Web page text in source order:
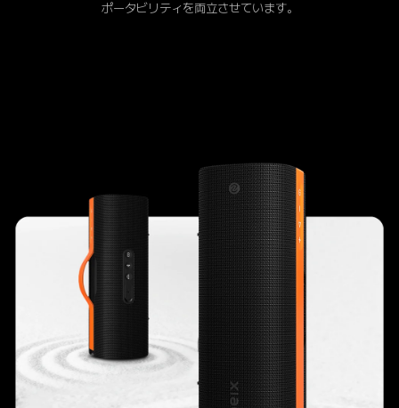
ポータビリティを両立させています。